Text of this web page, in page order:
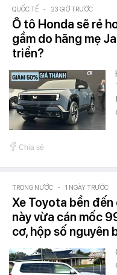
QUỐC TẾ - 23 GIỜ TRƯỚC
Ô tô Honda sẽ rẻ
gầm do hãng mẹ
triển?
Chia sẻ
TRONG NƯỚC - 1 NGÀY TRƯỚC
Xe Toyota bền
này vừa cán mốc
cơ, hộp số nguyên